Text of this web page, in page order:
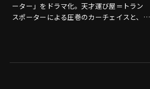
ーター」をドラマ化。天才運び屋＝トラン
スポーターによる圧巻のカーチェイスと、体